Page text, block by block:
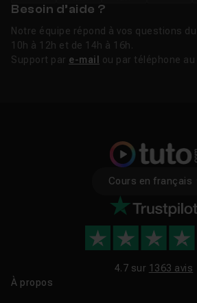
Besoin d’aide ?
Notre équipe répond à vos questions
10h à 12h et de 14h à 16h.
Support par e-mail ou par téléphone au
Cours en français
4.7 sur 1363 avis
À propos